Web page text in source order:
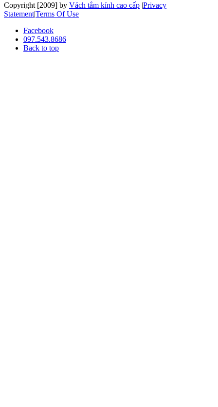
Copyright [2009] by Vách tắm kính cao cấp |Privacy
Statement|Terms Of Use
Facebook
097.543.8686
Back to top